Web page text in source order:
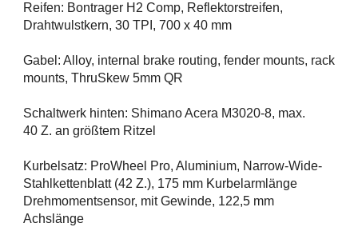
Reifen: Bontrager H2 Comp, Reflektorstreifen,
Drahtwulstkern, 30 TPI, 700 x 40 mm
Gabel: Alloy, internal brake routing, fender mounts, rack
mounts, ThruSkew 5mm QR
Schaltwerk hinten: Shimano Acera M3020-8, max.
40 Z. an größtem Ritzel
Kurbelsatz: ProWheel Pro, Aluminium, Narrow-Wide-
Stahlkettenblatt (42 Z.), 175 mm Kurbelarmlänge
Drehmomentsensor, mit Gewinde, 122,5 mm
Achslänge